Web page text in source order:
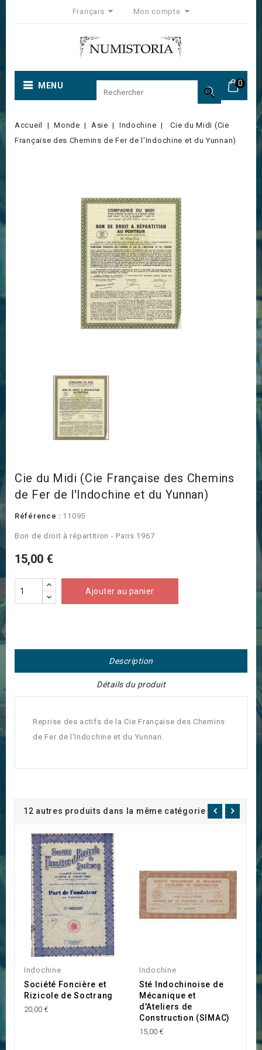
Français Mon compte
0
MENU 
Accueil Monde Asie Indochine
Cie du Midi (Cie
Française des Chemins de Fer de l'Indochine et du Yunnan)
Cie du Midi (Cie Française des Chemins
de Fer de l'Indochine et du Yunnan)
Référence : 11095
Bon de droit à répartition - Paris 1967
15,00 €
Ajouter au panier
Description
Détails du produit
Reprise des actifs de la Cie Française des Chemins
de Fer de l'Indochine et du Yunnan.
12 autres produits dans la même catégorie :
Indochine
Société Foncière et
Rizicole de Soctrang
20,00 €
Indochine
Sté Indochinoise de
Mécanique et
d'Ateliers de
Construction (SIMAC)
15,00 €